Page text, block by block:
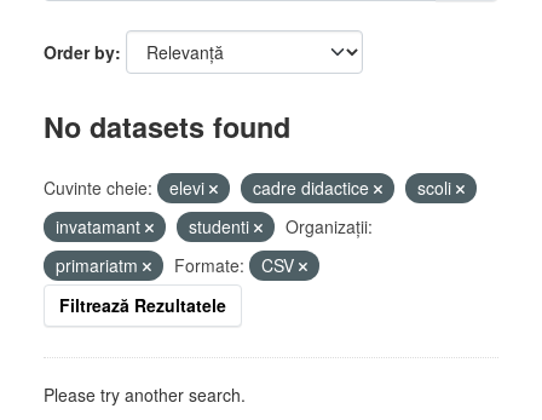
Order by
No datasets found
Cuvinte cheie: elevi cadre didactice
scoli
invatamant
studenti
Organizații:
primariatm
Formate:
CSV
Filtrează Rezultatele
Please try another search.